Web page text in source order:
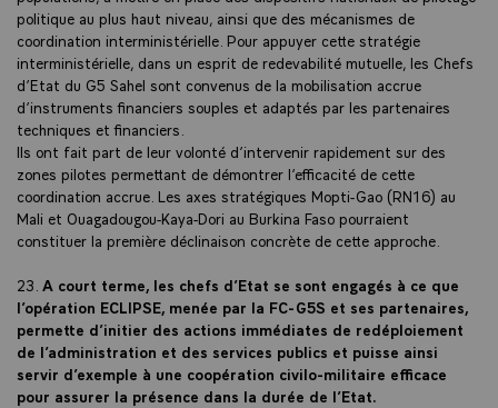
politique au plus haut niveau, ainsi que des mécanismes de
coordination interministérielle. Pour appuyer cette stratégie
interministérielle, dans un esprit de redevabilité mutuelle, les Chefs
d’Etat du G5 Sahel sont convenus de la mobilisation accrue
d’instruments financiers souples et adaptés par les partenaires
techniques et financiers.
Ils ont fait part de leur volonté d’intervenir rapidement sur des
zones pilotes permettant de démontrer l’efficacité de cette
coordination accrue. Les axes stratégiques Mopti-Gao (RN16) au
Mali et Ouagadougou-Kaya-Dori au Burkina Faso pourraient
constituer la première déclinaison concrète de cette approche.
23. A court terme, les chefs d’Etat se sont engagés à ce que
l’opération ECLIPSE, menée par la FC-G5S et ses partenaires,
permette d’initier des actions immédiates de redéploiement
de l’administration et des services publics et puisse ainsi
servir d’exemple à une coopération civilo-militaire efficace
pour assurer la présence dans la durée de l’Etat.